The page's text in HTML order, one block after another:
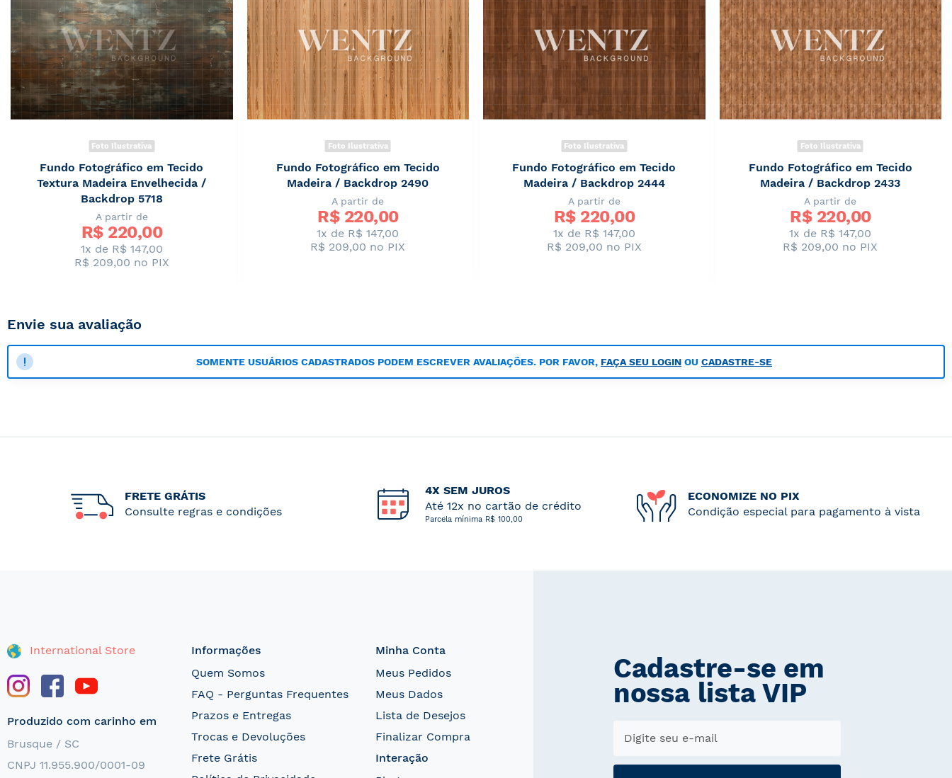
Foto Ilustrativa
Fundo Fotográfico em Tecido
Textura Madeira Envelhecida /
Backdrop 5718
A partir de
R$ 220,00
1x de R$ 147,00
R$ 209,00 no PIX
Foto Ilustrativa
Fundo Fotográfico em Tecido
Madeira / Backdrop 2490
A partir de
R$ 220,00
1x de R$ 147,00
R$ 209,00 no PIX
Foto Ilustrativa
Fundo Fotográfico em Tecido
Madeira / Backdrop 2444
A partir de
R$ 220,00
1x de R$ 147,00
R$ 209,00 no PIX
Foto Ilustrativa
Fundo Fotográfico em Tecido
Madeira / Backdrop 2433
A partir de
R$ 220,00
1x de R$ 147,00
R$ 209,00 no PIX
Envie sua avaliação
SOMENTE USUÁRIOS CADASTRADOS PODEM ESCREVER AVALIAÇÕES. POR FAVOR, FAÇA SEU LOGIN OU CADASTRE-SE
FRETE GRÁTIS
Consulte regras e condições
4X SEM JUROS
Até 12x no cartão de crédito
Parcela mínima R$ 100,00
ECONOMIZE NO PIX
Condição especial para pagamento à vista
International Store
Produzido com carinho em
Brusque / SC
CNPJ 11.955.900/0001-09
Informações
Quem Somos
FAQ - Perguntas Frequentes
Prazos e Entregas
Trocas e Devoluções
Frete Grátis
Minha Conta
Meus Pedidos
Meus Dados
Lista de Desejos
Finalizar Compra
Interação
Cadastre-se em
nossa lista VIP